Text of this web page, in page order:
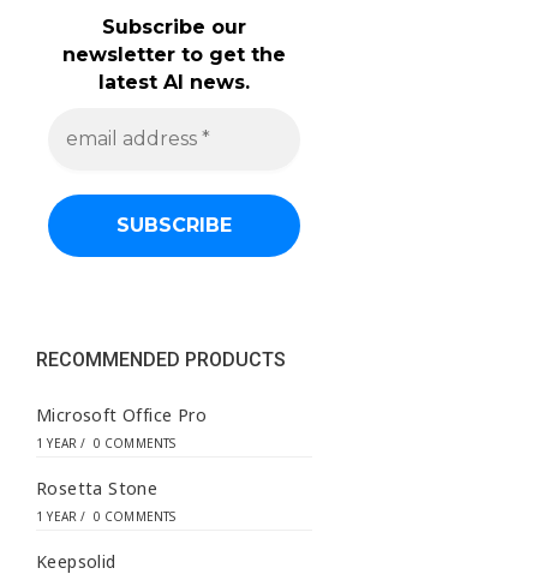
Subscribe our
newsletter to get the
latest AI news.
a
d
s
RECOMMENDED PRODUCTS
Microsoft Office Pro
1 YEAR / 0 COMMENTS
Rosetta Stone
1 YEAR / 0 COMMENTS
Keepsolid